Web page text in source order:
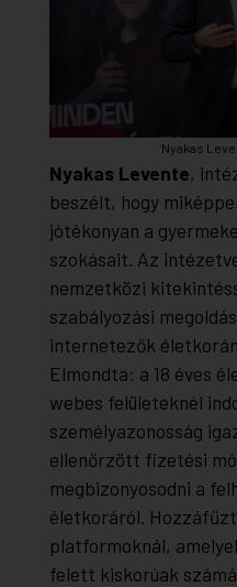
Nyakas
Nyakas Levente,
beszélt, hogy
jótékonyan a
szokásait. Az
nemzetközi
szabályozási
internetezők
Elmondta: a 18 éves
webes felületeknél
személyazonosság
ellenőrzött fizetési
megbizonyosodni a
életkoráról.
platformoknál,
felett kiskorúak